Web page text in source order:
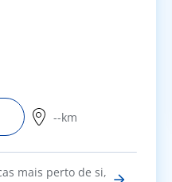
--km
mais perto de si,